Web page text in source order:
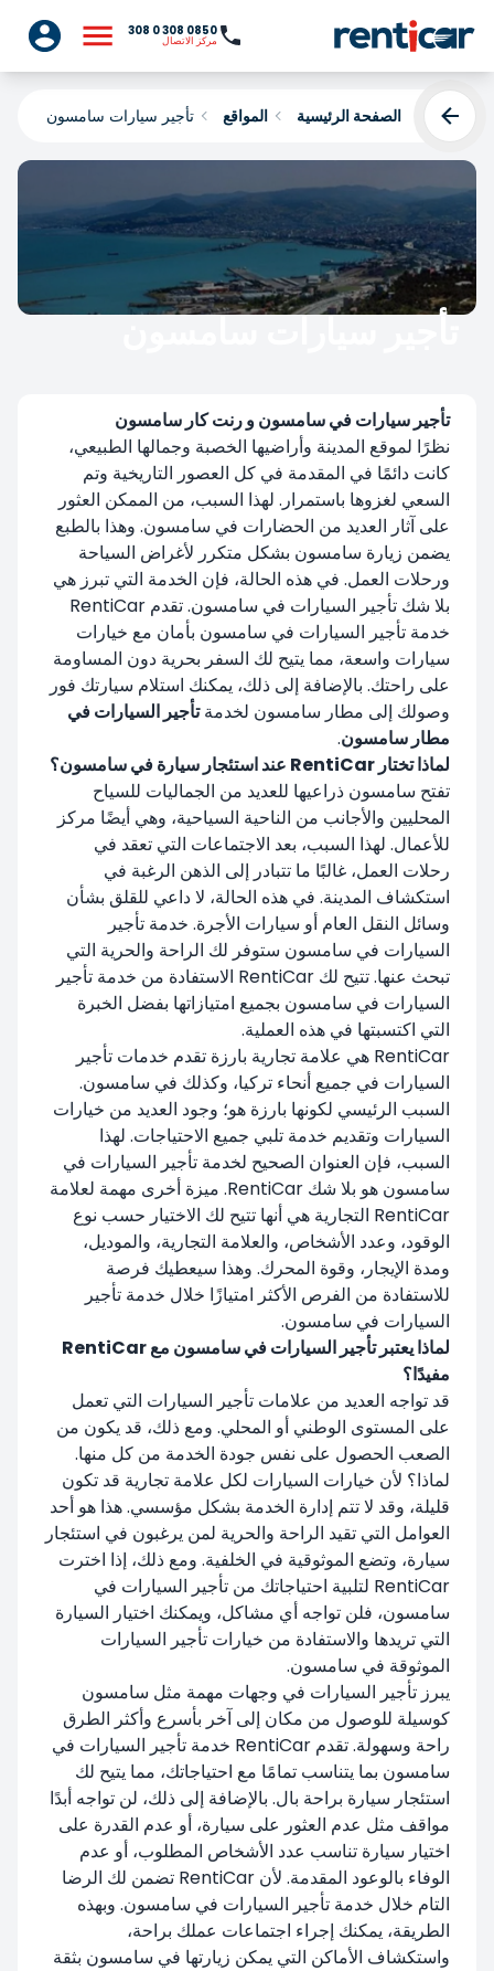
0850 308 0 308
مركز الاتصال
الصفحة الرئيسية المواقع تأجير سيارات سامسون
تأجير سيارات سامسون
تأجير سيارات في سامسون و رنت كار سامسون
نظرًا لموقع المدينة وأراضيها الخصبة وجمالها الطبيعي،
كانت دائمًا في المقدمة في كل العصور التاريخية وتم
السعي لغزوها باستمرار. لهذا السبب، من الممكن العثور
على آثار العديد من الحضارات في سامسون. وهذا بالطبع
يضمن زيارة سامسون بشكل متكرر لأغراض السياحة
ورحلات العمل. في هذه الحالة، فإن الخدمة التي تبرز هي
بلا شك تأجير السيارات في سامسون. تقدم RentiCar
خدمة تأجير السيارات في سامسون بأمان مع خيارات
سيارات واسعة، مما يتيح لك السفر بحرية دون المساومة
على راحتك. بالإضافة إلى ذلك، يمكنك استلام سيارتك فور
وصولك إلى مطار سامسون لخدمةتأجير السيارات في
مطار سامسون.
لماذا تختار RentiCar عند استئجار سيارة في سامسون؟
تفتح سامسون ذراعيها للعديد من الجماليات للسياح
المحليين والأجانب من الناحية السياحية، وهي أيضًا مركز
للأعمال. لهذا السبب، بعد الاجتماعات التي تعقد في
رحلات العمل، غالبًا ما تتبادر إلى الذهن الرغبة في
استكشاف المدينة. في هذه الحالة، لا داعي للقلق بشأن
وسائل النقل العام أو سيارات الأجرة. خدمة تأجير
السيارات في سامسون ستوفر لك الراحة والحرية التي
تبحث عنها. تتيح لك RentiCar الاستفادة من خدمة تأجير
السيارات في سامسون بجميع امتيازاتها بفضل الخبرة
التي اكتسبتها في هذه العملية.
RentiCar هي علامة تجارية بارزة تقدم خدمات تأجير
السيارات في جميع أنحاء تركيا، وكذلك في سامسون.
السبب الرئيسي لكونها بارزة هو؛ وجود العديد من خيارات
السيارات وتقديم خدمة تلبي جميع الاحتياجات. لهذا
السبب، فإن العنوان الصحيح لخدمة تأجير السيارات في
سامسون هو بلا شك RentiCar. ميزة أخرى مهمة لعلامة
RentiCar التجارية هي أنها تتيح لك الاختيار حسب نوع
الوقود، وعدد الأشخاص، والعلامة التجارية، والموديل،
ومدة الإيجار، وقوة المحرك. وهذا سيعطيك فرصة
للاستفادة من الفرص الأكثر امتيازًا خلال خدمة تأجير
السيارات في سامسون.
لماذا يعتبر تأجير السيارات في سامسون مع RentiCar
مفيدًا؟
قد تواجه العديد من علامات تأجير السيارات التي تعمل
على المستوى الوطني أو المحلي. ومع ذلك، قد يكون من
الصعب الحصول على نفس جودة الخدمة من كل منها.
لماذا؟ لأن خيارات السيارات لكل علامة تجارية قد تكون
قليلة، وقد لا تتم إدارة الخدمة بشكل مؤسسي. هذا هو أحد
العوامل التي تقيد الراحة والحرية لمن يرغبون في استئجار
سيارة، وتضع الموثوقية في الخلفية. ومع ذلك، إذا اخترت
RentiCar لتلبية احتياجاتك من تأجير السيارات في
سامسون، فلن تواجه أي مشاكل، ويمكنك اختيار السيارة
التي تريدها والاستفادة من خيارات تأجير السيارات
الموثوقة في سامسون.
يبرز تأجير السيارات في وجهات مهمة مثل سامسون
كوسيلة للوصول من مكان إلى آخر بأسرع وأكثر الطرق
راحة وسهولة. تقدم RentiCar خدمة تأجير السيارات في
سامسون بما يتناسب تمامًا مع احتياجاتك، مما يتيح لك
استئجار سيارة براحة بال. بالإضافة إلى ذلك، لن تواجه أبدًا
مواقف مثل عدم العثور على سيارة، أو عدم القدرة على
اختيار سيارة تناسب عدد الأشخاص المطلوب، أو عدم
الوفاء بالوعود المقدمة. لأن RentiCar تضمن لك الرضا
التام خلال خدمة تأجير السيارات في سامسون. وبهذه
الطريقة، يمكنك إجراء اجتماعات عملك براحة،
واستكشاف الأماكن التي يمكن زيارتها في سامسون بثقة